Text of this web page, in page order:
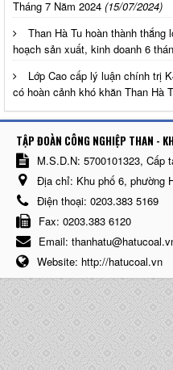
Tháng 7 Năm 2024 (15/07/2024)
Than Hà Tu hoàn thành
hoạch sản xuất, kinh doanh 6
Lớp Cao cấp lý luận chính trị
có hoàn cảnh khó khăn Than Hà
TẬP ĐOÀN CÔNG NGHIỆP THAN -
M.S.D.N: 5700101323,
Địa chỉ: Khu phố 6, phường
Điện thoại: 0203.383 5169
Fax: 0203.383 6120
Email:
Website: http://hatucoal.vn